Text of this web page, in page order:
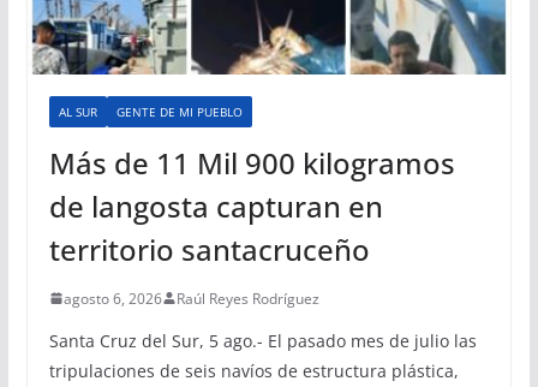
AL SUR GENTE DE MI PUEBLO
Más de 11 Mil 900 kilogramos
de langosta capturan en
territorio santacruceño
agosto 6, 2026 Raúl Reyes Rodríguez
Santa Cruz del Sur, 5 ago.- El pasado mes de julio las
tripulaciones de seis navíos de estructura plástica,